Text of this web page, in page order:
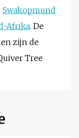
Swakopmund
Afrika. De
zijn de
Tree